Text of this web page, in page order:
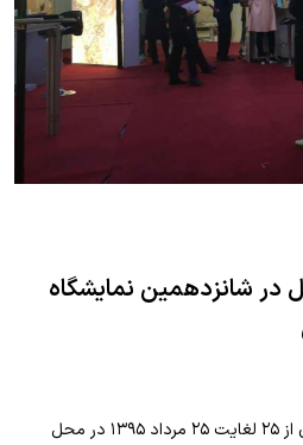
در شانزدهمین نمایشگاه
نمایشگاه صنعت ساختمان تهران از ۲۵ لغایت ۲۵ مرداد ۱۳۹۵ در محل